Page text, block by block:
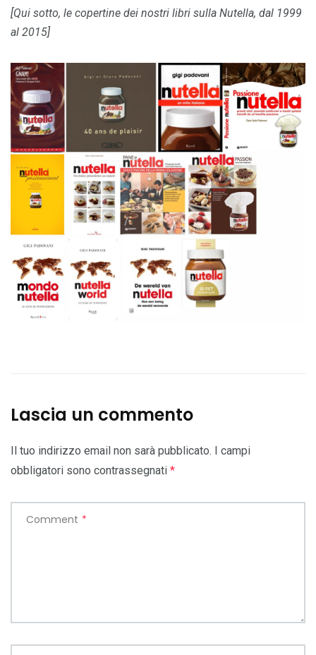
[Qui sotto, le copertine dei nostri libri sulla Nutella, dal 1999
al 2015]
Lascia un commento
Il tuo indirizzo email non sarà pubblicato. I campi
obbligatori sono contrassegnati *
Comment *